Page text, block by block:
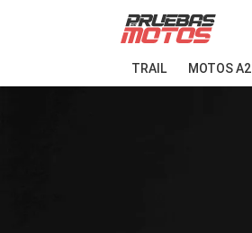
TRAIL MOTOS A2